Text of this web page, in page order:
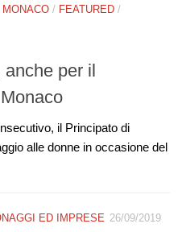
MONACO / FEATURED /
anche per il
il Principato di
alle donne in occasione del
ED IMPRESE 26/09/2019